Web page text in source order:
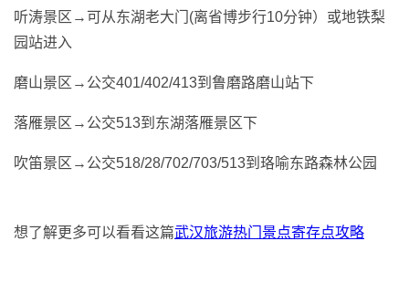
听涛景区→可从东湖老大门(离省博步行10分钟）或地铁梨
园站进入
磨山景区→公交401/402/413到鲁磨路磨山站下
落雁景区→公交513到东湖落雁景区下
吹笛景区→公交518/28/702/703/513到珞喻东路森林公园
想了解更多可以看看这篇武汉旅游热门景点寄存点攻略